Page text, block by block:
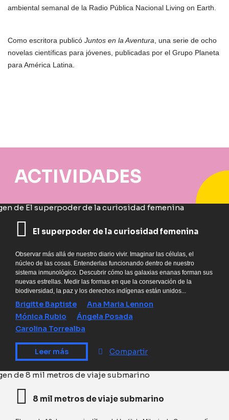
ambiental semanal de la Radio Pública Nacional Living on Earth.
Como escritora publicó Juntos en la Aventura , una serie de ocho
novelas científicas para jóvenes, publicadas por el Grupo Planeta
para América Latina.
ACTIVIDADES
El superpoder de la curiosidad femenina
Observar más allá de nuestro diario vivir. Imaginar las células, el
núcleo de las cosas. Entenderlas funcionando dentro de nuestro
sistema inmunológico. Descubrir cómo las galaxias enanas forman sus
nuevas estrellas. Medir las formas en que la conservación de la
biodiversidad, la paz y los derechos indígenas están unidos...
Brigitte Baptiste
Ana Maria Lennon
Mónica Rubio
Ángela Posada
Carolina Torrealba
Leer más Compartir
8 mil metros de viaje submarino